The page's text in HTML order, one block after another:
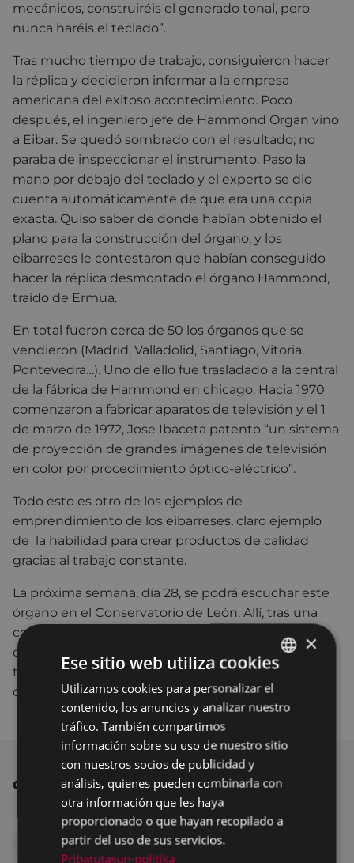
mecánicos, construiréis el generado tonal, pero
nunca haréis el teclado”.
Tras mucho tiempo de trabajo, consiguieron hacer
la réplica y decidieron informar a la empresa
americana del exitoso acontecimiento. Poco
después, el ingeniero jefe de Hammond Organ vino
a Eibar. Se quedó sombrado con el resultado; no
paraba de inspeccionar el instrumento. Paso la
mano por debajo del teclado y el experto se dio
cuenta automáticamente de que era una copia
exacta. Quiso saber de donde habían obtenido el
plano para la construcción del órgano, y los
eibarreses le contestaron que habían conseguido
hacer la réplica desmontado el órgano Hammond,
traído de Ermua.
En total fueron cerca de 50 los órganos que se
vendieron (Madrid, Valladolid, Santiago, Vitoria,
Pontevedra…). Uno de ello fue trasladado a la central
de la fábrica de Hammond en chicago. Hacia 1970
comenzaron a fabricar aparatos de televisión y el 1
de marzo de 1972, Jose Ibaceta patento “un sistema
de proyección de grandes imágenes de televisión
en color por procedimiento óptico-eléctrico”.
Todo esto es otro de los ejemplos de
emprendimiento de los eibarreses, claro ejemplo
de la habilidad para crear productos de calidad
gracias al trabajo constante.
La próxima semana, día 28, se podrá escuchar este
órgano en el Conservatorio de León. Allí, tras una
conferencia de Jesus Mari Aguirre, Mikel Azpiroz
ofrecerá un concierto. Un día más tarde, día 29,
tendrá lugar el concierto de competición entre los
órganos Hammond y Helmholtz.
OTRAS NOTICIAS
BASQUE
SPANISH
×
Ese sitio web utiliza cookies
Utilizamos cookies para personalizar el
contenido, los anuncios y analizar nuestro
tráfico. También compartimos
información sobre su uso de nuestro sitio
con nuestros socios de publicidad y
análisis, quienes pueden combinarla con
otra información que les haya
proporcionado o que hayan recopilado a
partir del uso de sus servicios.
Pribatutasun-politika